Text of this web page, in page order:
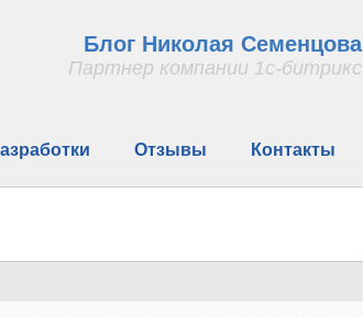
Блог Николая Семенцова
Партнер компании 1с-битрикс
Отзывы Контакты